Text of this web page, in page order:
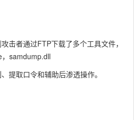
击者通过FTP下载了多个工具文件，
， samdump.dll
提取口令和辅助后渗透操作。